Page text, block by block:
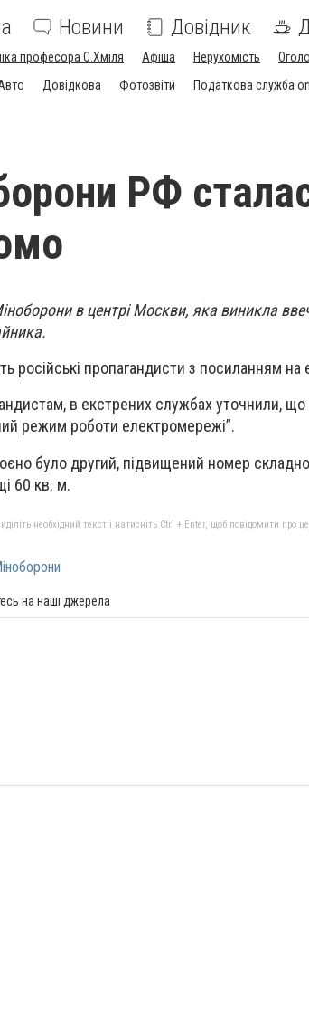
Новини Довідник
професора С.Хміля Афіша Нерухомість
Довідкова Фотозвіти Податкова служба
РФ
в центрі Москви, яка виникла
російські пропагандисти з посиланням на
в екстрених службах уточнили,
режим роботи електромережі”.
було другий, підвищений номер
60 кв. м.
необхідний текст і натисніть Ctrl + Enter, щоб повідомити про
на наші джерела